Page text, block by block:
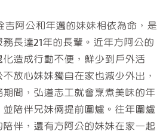
阿公和年邁的妹妹相依為命，是
長達21年的長輩。近年方阿公的
造成行動不便，鮮少到戶外活
放心妹妹獨自在家也減少外出，
間，弘道志工就會烹煮美味的年
陪伴兄妹倆提前圍爐。往年圍爐
伴，還有方阿公的妹妹在家一起